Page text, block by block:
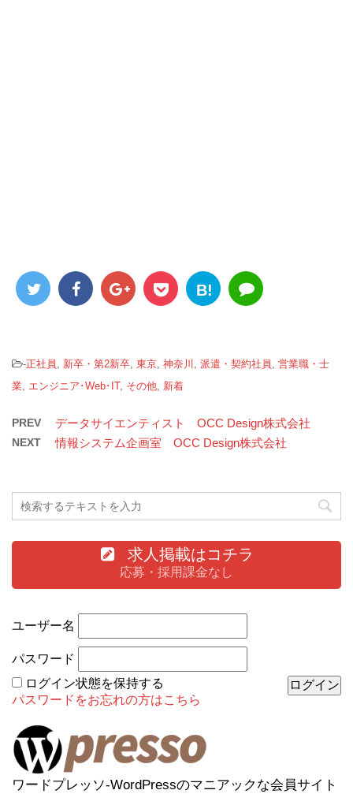
B!
-正社員 新卒・第2新卒 東京 神奈川 派遣・契約社員
営業職・士
業 エンジニア･Web･IT, その他 新着
PREV データサイエンティスト OCC Design株式会社
NEXT 情報システム企画室 OCC Design株式会社
求人掲載はコチラ
応募・採用課金なし
ユーザー名
パスワード
ログイン状態を保持する
パスワードをお忘れの方はこちら
ワードプレッソ-WordPressのマニアックな会員サイト